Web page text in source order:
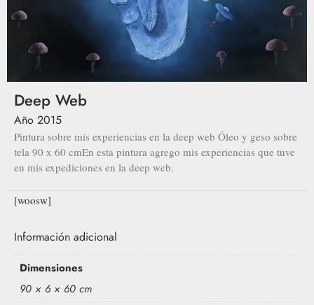
Deep Web
Año 2015
Pintura sobre mis experiencias en la deep web Óleo y geso sobre
tela 90 x 60 cmEn esta pintura agrego mis experiencias que tuve
en mis expediciones en la deep web.
[woosw]
Información adicional
Dimensiones
90 × 6 × 60 cm